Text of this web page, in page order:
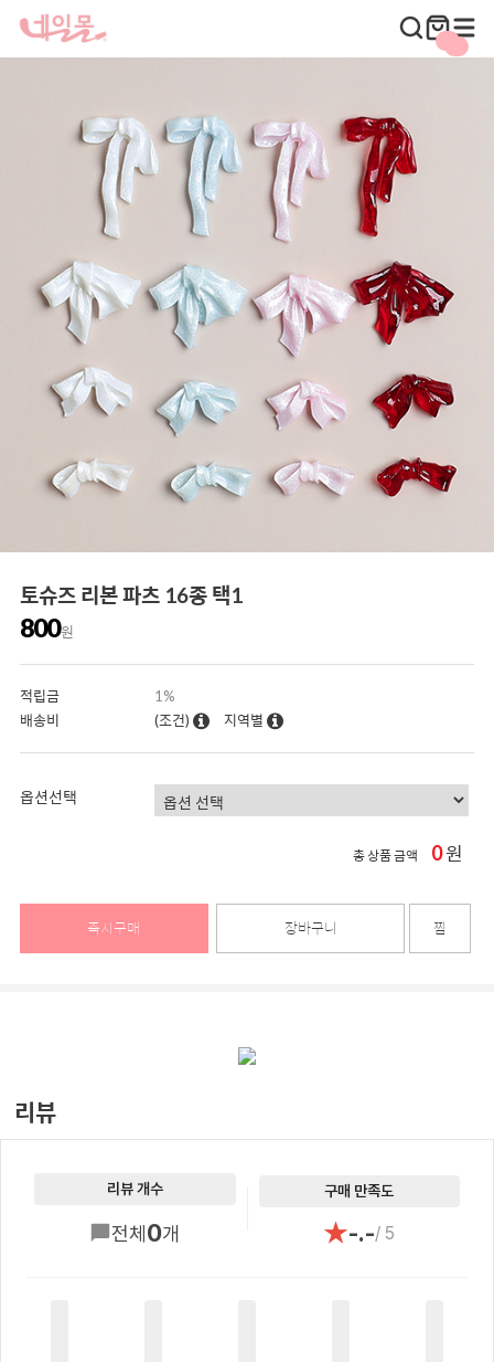
토슈즈 리본 파츠 16종 택1
800원
적립금
1%
배송비
(조건) 지역별
옵션선택
총 상품 금액 0원
즉시구매 장바구니 찜
리뷰
리뷰 개수
전체0개
구매 만족도
★-.-/ 5